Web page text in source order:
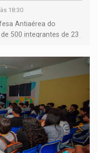
18:30
Antiaérea do
500 integrantes de 23